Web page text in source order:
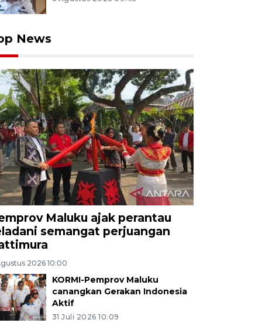
News
Maluku ajak perantau
semangat perjuangan
2026 10:00
KORMI-Pemprov Maluku
canangkan Gerakan Indonesia
Aktif
31 Juli 2026 10:09